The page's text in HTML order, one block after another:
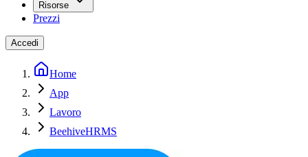
Risorse
Prezzi
Accedi
Home
App
Lavoro
BeehiveHRMS